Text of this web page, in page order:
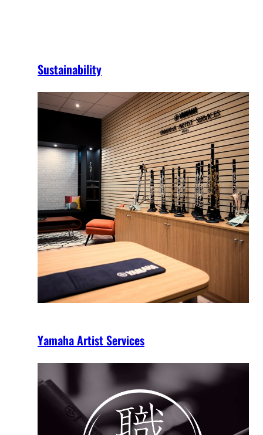
Sustainability
Yamaha Artist Services